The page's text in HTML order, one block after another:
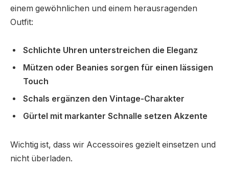
einem gewöhnlichen und einem herausragenden
Outfit:
Schlichte Uhren unterstreichen die Eleganz
Mützen oder Beanies sorgen für einen lässigen
Touch
Schals ergänzen den Vintage-Charakter
Gürtel mit markanter Schnalle setzen Akzente
Wichtig ist, dass wir Accessoires gezielt einsetzen und
nicht überladen.